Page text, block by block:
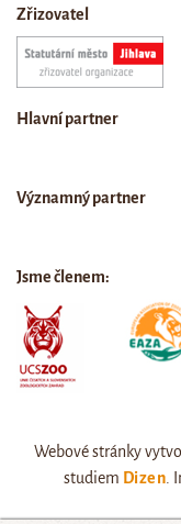
Zřizovatel
Hlavní partner
Významný partner
Jsme členem:
Webové stránky
studiem Dizen .